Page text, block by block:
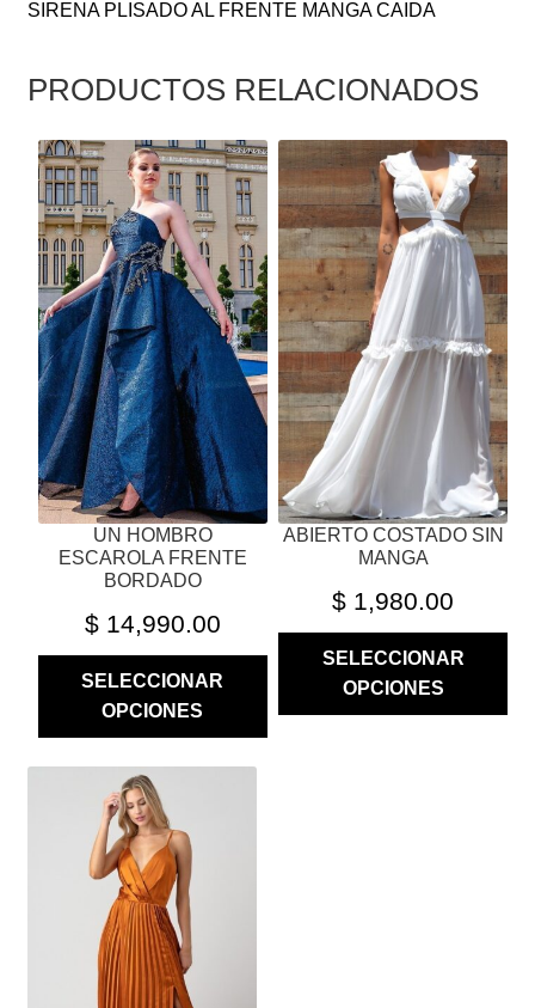
SIRENA PLISADO AL FRENTE MANGA CAIDA
PRODUCTOS RELACIONADOS
UN HOMBRO
ESCAROLA FRENTE
BORDADO
$14,990.00
SELECCIONAR
OPCIONES
ESTE
PRODUCTO
TIENE
MÚLTIPLES
VARIANTES.
LAS
OPCIONES
SE
PUEDEN
ELEGIR
EN
LA
PÁGINA
PRODUCTO
ABIERTO COSTADO SIN
MANGA
$ 1,980.00
SELECCIONAR
OPCIONES
ESTE
PRODUCTO
TIENE
MÚLTIPLES
VARIANTES.
LAS
OPCIONES
SE
PUEDEN
ELEGIR
EN
LA
PÁGINA
DE
PRODUCTO
MÚLTIPLES
VARIANTES.
OPCIONES